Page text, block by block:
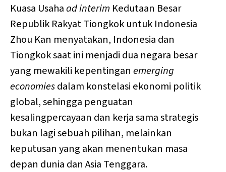
Kuasa Usahaad interim Kedutaan Besar
Republik Rakyat Tiongkok untuk Indonesia
Zhou Kan menyatakan, Indonesia dan
Tiongkok saat ini menjadi dua negara besar
yang mewakili kepentingan emerging
economiesdalam konstelasi ekonomi politik
global, sehingga penguatan
kesalingpercayaan dan kerja sama strategis
bukan lagi sebuah pilihan, melainkan
keputusan yang akan menentukan masa
depan dunia dan Asia Tenggara.